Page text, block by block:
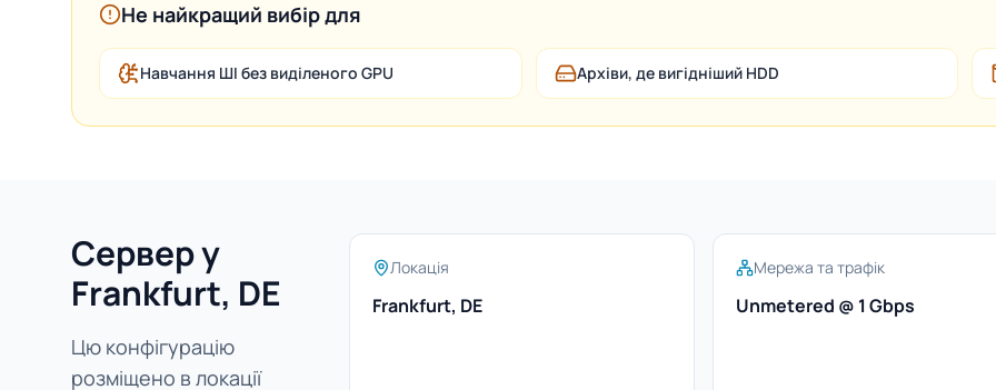
Не найкращий вибір для
Навчання ШІ без виділеного GPU Архіви, де вигідніший HDD
Сервер у
Frankfurt, DE
Цю конфігурацію
розміщено в локації
Локація
Frankfurt, DE
Мережа та трафік
Unmetered @ 1 Gbps